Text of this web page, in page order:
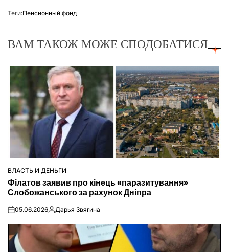
Теґи:Пенсионный фонд
ВАМ ТАКОЖ МОЖЕ СПОДОБАТИСЯ
ОПУБЛІКУВАТИ
У
ВЛАСТЬ И ДЕНЬГИ
Філатов заявив про кінець «паразитування»
Слобожанського за рахунок Дніпра
on05.06.2026Опубліковано
Дарья Звягина